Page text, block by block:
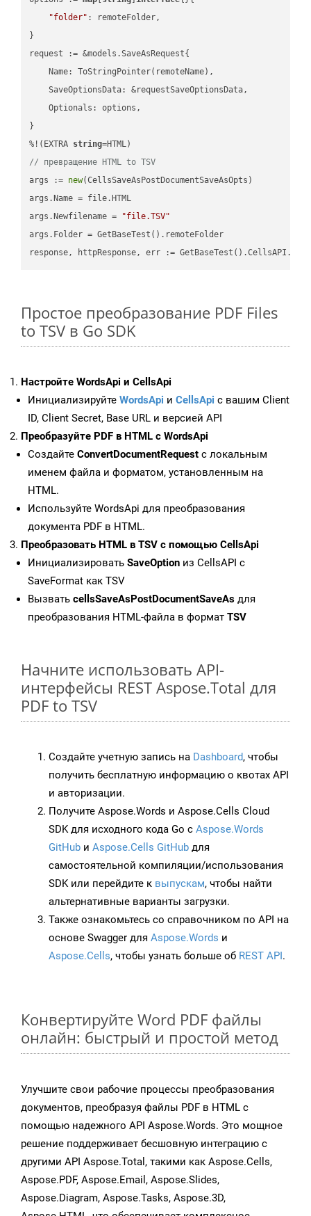
"folder" : remoteFolder,
}
request := &models.SaveAsRequest{
    Name: ToStringPointer(remoteName),
    SaveOptionsData: &requestSaveOptionsData,
    Optionals: options,
}
%!(EXTRA string
// превращение HTML to TSV
args := new(CellsSaveAsPostDocumentSaveAsOpts)
args.Name = file.HTML
args.Newfilename =
"file.TSV"
args.Folder = GetBaseTest().remoteFolder
Простое преобразование PDF Files
to TSV в Go SDK
Настройте WordsApi и CellsApi
Инициализируйте WordsApi и CellsApi с вашим Client
ID, Client Secret, Base URL и версией API
Преобразуйте PDF в HTML с WordsApi
Создайте ConvertDocumentRequest с локальным
именем файла и форматом, установленным на
HTML.
Используйте WordsApi для преобразования
документа PDF в HTML.
Преобразовать HTML в TSV с помощью CellsApi
Инициализировать SaveOption из CellsAPI с
SaveFormat как TSV
Вызвать cellsSaveAsPostDocumentSaveAs для
преобразования HTML-файла в формат TSV
Начните использовать API-
интерфейсы REST Aspose.Total для
PDF to TSV
Создайте учетную запись на Dashboard, чтобы
получить бесплатную информацию о квотах API
и авторизации.
Получите Aspose.Words и Aspose.Cells Cloud
SDK для исходного кода Go с Aspose.Words
GitHub и Aspose.Cells GitHub для
самостоятельной компиляции/использования
SDK или перейдите к выпускам, чтобы найти
альтернативные варианты загрузки.
Также ознакомьтесь со справочником по API на
основе Swagger для Aspose.Words и
Aspose.Cells, чтобы узнать больше об REST API.
Конвертируйте Word PDF файлы
онлайн: быстрый и простой метод
Улучшите свои рабочие процессы преобразования
документов, преобразуя файлы PDF в HTML с
помощью надежного API Aspose.Words. Это мощное
решение поддерживает бесшовную интеграцию с
другими API Aspose.Total, такими как Aspose.Cells,
Aspose.PDF, Aspose.Email, Aspose.Slides,
Aspose.Diagram, Aspose.Tasks, Aspose.3D,